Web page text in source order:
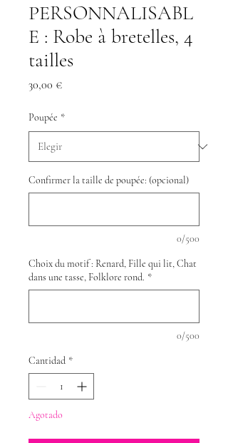
PERSONNALISABL
E : Robe à bretelles, 4
tailles
30,00 €Precio
Poupée *
Confirmer la taille de poupée: (opcional)
0/500
Choix du motif : Renard, Fille qui lit, Chat
dans une tasse, Folklore rond. *
0/500
Cantidad *
Agotado